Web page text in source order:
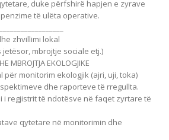
duke përfshirë hapjen e zyrave
të ulëta operative.
zhvillimi lokal
mbrojtje sociale etj.)
MBROJTJA EKOLOGJIKE
për monitorim ekologjik (ajri, uji, toka)
dhe raporteve të rregullta.
i regjistrit të ndotësve në faqet zyrtare të
qytetare në monitorimin dhe